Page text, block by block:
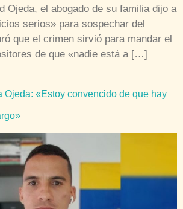
Ojeda, el abogado de su familia dijo a
serios» para sospechar del
que el crimen sirvió para mandar el
de que «nadie está a […]
Ojeda: «Estoy convencido de que hay